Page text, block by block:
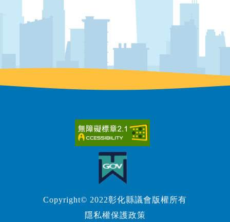
Copyright© 2022彰化縣議會版權所有
隱私權保護政策